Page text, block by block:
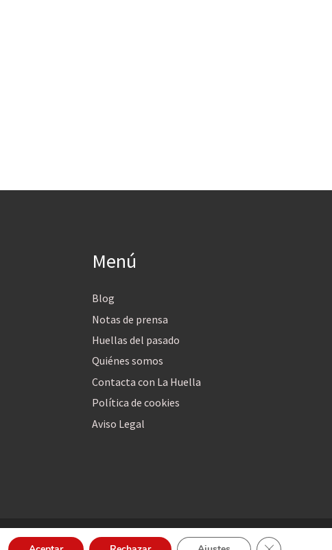
Menú
Blog
Notas de prensa
Huellas del pasado
Quiénes somos
Contacta con La Huella
Política de cookies
Aviso Legal
Cerrar el